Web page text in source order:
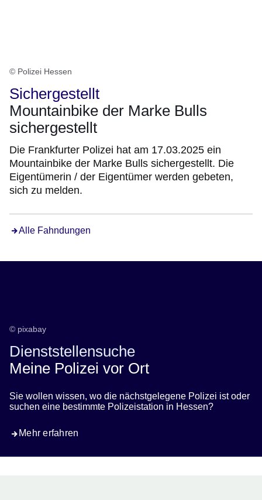
© Polizei Hessen
Sichergestellt
Mountainbike der Marke Bulls
sichergestellt
Die Frankfurter Polizei hat am 17.03.2025 ein
Mountainbike der Marke Bulls sichergestellt. Die
Eigentümerin / der Eigentümer werden gebeten,
sich zu melden.
Alle Fahndungen
© pixabay
Dienststellensuche
Meine Polizei vor Ort
Sie wollen wissen, wo die nächstgelegene Polizei ist oder
suchen eine bestimmte Polizeistation in Hessen?
Mehr erfahren